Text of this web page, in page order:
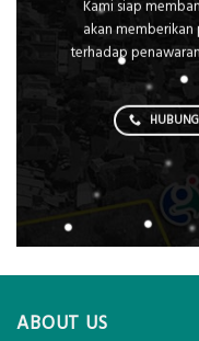
Kami siap
akan memberikan
terhadap
ABOUT US